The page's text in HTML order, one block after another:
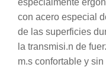
especialmente
con acero especial
de las superficies
la transmisi.n de
m.s confortable y sin